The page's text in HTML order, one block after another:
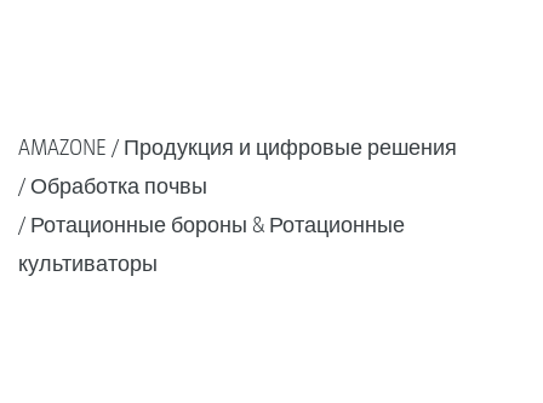
AMAZONE
Продукция и цифровые решения
Обработка почвы
Ротационные бороны & Ротационные
культиваторы